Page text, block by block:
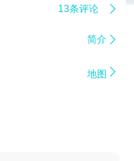
13条评论 
简介 
地图 